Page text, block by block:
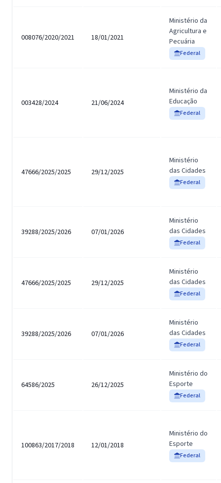
008076/2020/2021 18/01/2021
Ministério da
Agricultura e
Pecuária
Federal
003428/2024 21/06/2024
Ministério da
Educação
Federal
47666/2025/2025 29/12/2025
Ministério
das Cidades
Federal
39288/2025/2026 07/01/2026
Ministério
das Cidades
Federal
47666/2025/2025 29/12/2025
Ministério
das Cidades
Federal
39288/2025/2026 07/01/2026
Ministério
das Cidades
Federal
64586/2025 26/12/2025
Ministério do
Esporte
Federal
100863/2017/2018 12/01/2018
Ministério do
Esporte
Federal